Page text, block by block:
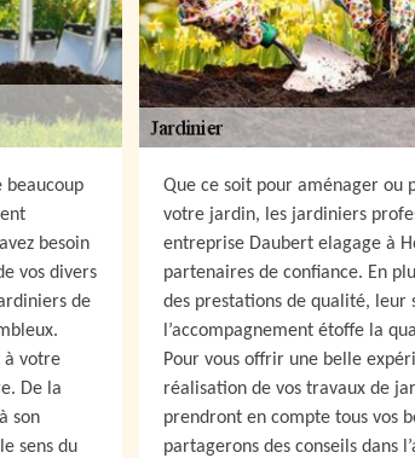
beaucoup
besoin
vos divers
de
à votre
De la
son
sens du
Que ce soit pour aménager ou
votre jardin, les jardiniers
entreprise Daubert elagage à
partenaires de confiance. En
des prestations de qualité, leur
l’accompagnement étoffe la
Pour vous offrir une belle
réalisation de vos travaux de
prendront en compte tous vos
partagerons des conseils dans